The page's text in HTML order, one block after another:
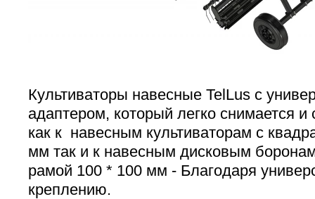
Культиваторы навесные TelLus с
адаптером, который легко снимается и
как к навесным культиваторам с
мм так и к навесным дисковым
рамой 100 * 100 мм - Благодаря
креплению.